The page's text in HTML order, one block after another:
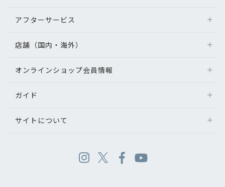
アフターサービス
店舗（国内・海外）
オンラインショップ会員情報
ガイド
サイトについて